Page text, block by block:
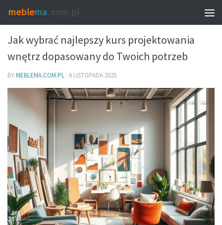
MEBLE I WNĘTRZA
Jak wybrać najlepszy kurs projektowania
wnętrz dopasowany do Twoich potrzeb
BYMEBLEMA.COM.PL · 6 LISTOPADA 2025